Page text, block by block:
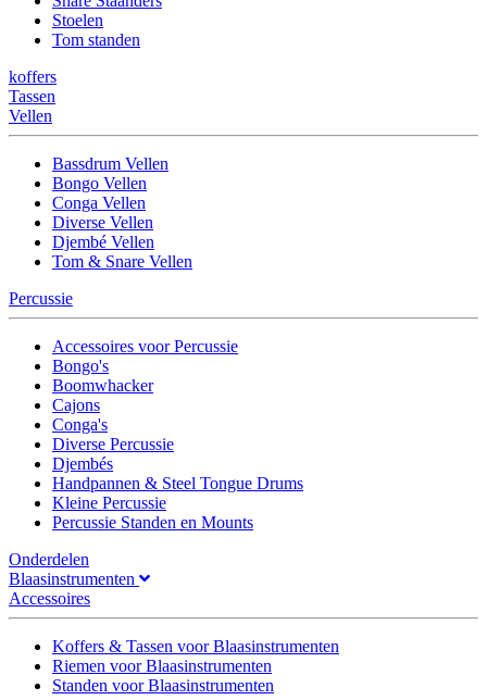
Stoelen
Tom standen
koffers
Tassen
Vellen
Bassdrum Vellen
Bongo Vellen
Conga Vellen
Diverse Vellen
Djembé Vellen
Tom & Snare Vellen
Percussie
Accessoires voor Percussie
Bongo's
Boomwhacker
Cajons
Conga's
Diverse Percussie
Djembés
Handpannen & Steel Tongue Drums
Kleine Percussie
Percussie Standen en Mounts
Onderdelen
Blaasinstrumenten
Accessoires
Koffers & Tassen voor Blaasinstrumenten
Riemen voor Blaasinstrumenten
Standen voor Blaasinstrumenten